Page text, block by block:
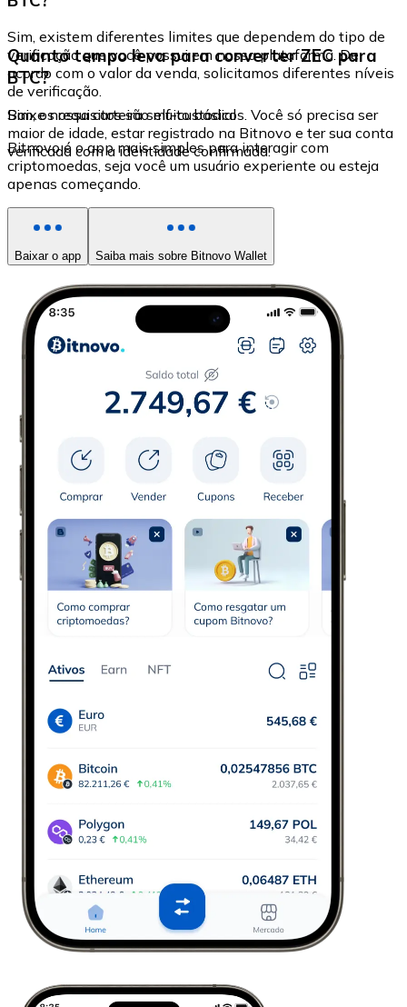
Sim, existem diferentes limites que dependem do tipo de
verificação que você possui em nossa plataforma. De
acordo com o valor da venda, solicitamos diferentes níveis
de verificação.
Quanto tempo leva para converter ZEC para
BTC?
Sim, os requisitos são muito básicos. Você só precisa ser
maior de idade, estar registrado na Bitnovo e ter sua conta
verificada com a identidade confirmada.
Baixe nossa carteira self-custodial
Bitnovo é o app mais simples para interagir com
criptomoedas, seja você um usuário experiente ou esteja
apenas começando.
Baixar o app Saiba mais sobre Bitnovo Wallet